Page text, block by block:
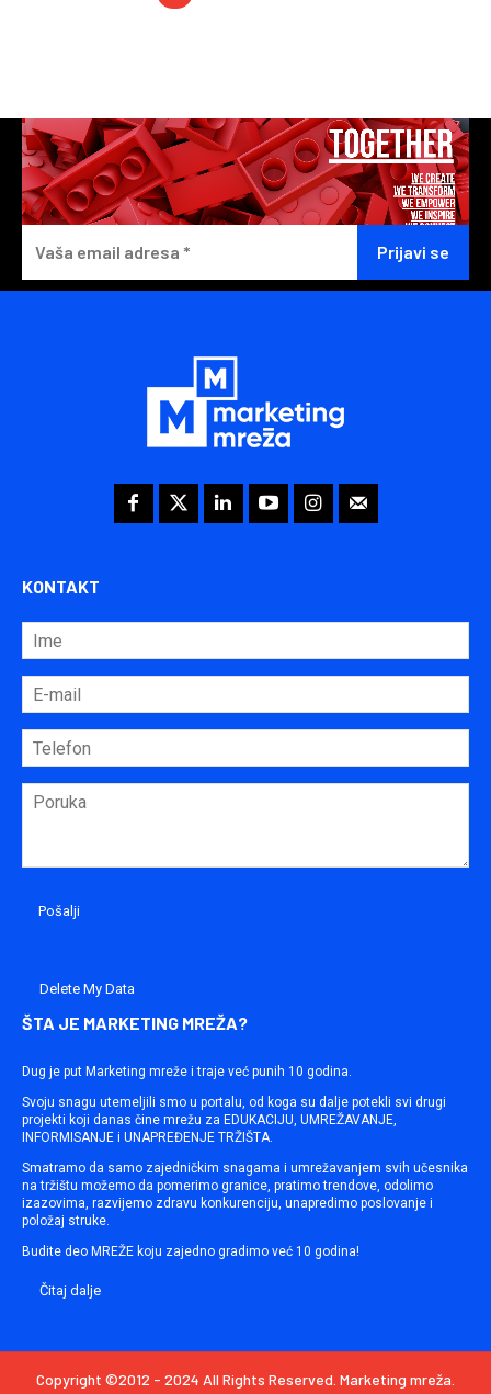
KONTAKT
Delete My Data
ŠTA JE MARKETING MREŽA?
Dug je put Marketing mreže i traje već punih 10 godina.
Svoju snagu utemeljili smo u portalu, od koga su dalje potekli svi drugi
projekti koji danas čine mrežu za EDUKACIJU, UMREŽAVANJE,
INFORMISANJE i UNAPREĐENJE TRŽIŠTA.
Smatramo da samo zajedničkim snagama i umrežavanjem svih učesnika
na tržištu možemo da pomerimo granice, pratimo trendove, odolimo
izazovima, razvijemo zdravu konkurenciju, unapredimo poslovanje i
položaj struke.
Budite deo MREŽE koju zajedno gradimo već 10 godina!
Čitaj dalje
Copyright ©2012 - 2024 All Rights Reserved. Marketing mreža.